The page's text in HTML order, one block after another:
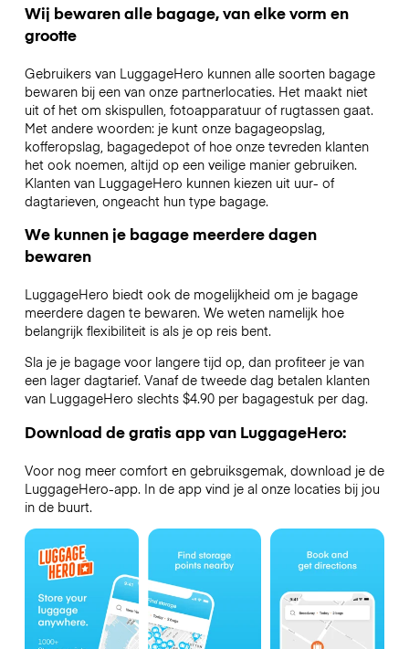
Wij bewaren alle bagage, van elke vorm en
grootte
Gebruikers van LuggageHero kunnen alle soorten bagage
bewaren bij een van onze partnerlocaties. Het maakt niet
uit of het om skispullen, fotoapparatuur of rugtassen gaat.
Met andere woorden: je kunt onze bagageopslag,
kofferopslag, bagagedepot of hoe onze tevreden klanten
het ook noemen, altijd op een veilige manier gebruiken.
Klanten van LuggageHero kunnen kiezen uit uur- of
dagtarieven, ongeacht hun type bagage.
We kunnen je bagage meerdere dagen
bewaren
LuggageHero biedt ook de mogelijkheid om je bagage
meerdere dagen te bewaren. We weten namelijk hoe
belangrijk flexibiliteit is als je op reis bent.
Sla je je bagage voor langere tijd op, dan profiteer je van
een lager dagtarief. Vanaf de tweede dag betalen klanten
van LuggageHero slechts $4.90 per bagagestuk per dag.
Download de gratis app van LuggageHero:
Voor nog meer comfort en gebruiksgemak, download je de
LuggageHero-app. In de app vind je al onze locaties bij jou
in de buurt.